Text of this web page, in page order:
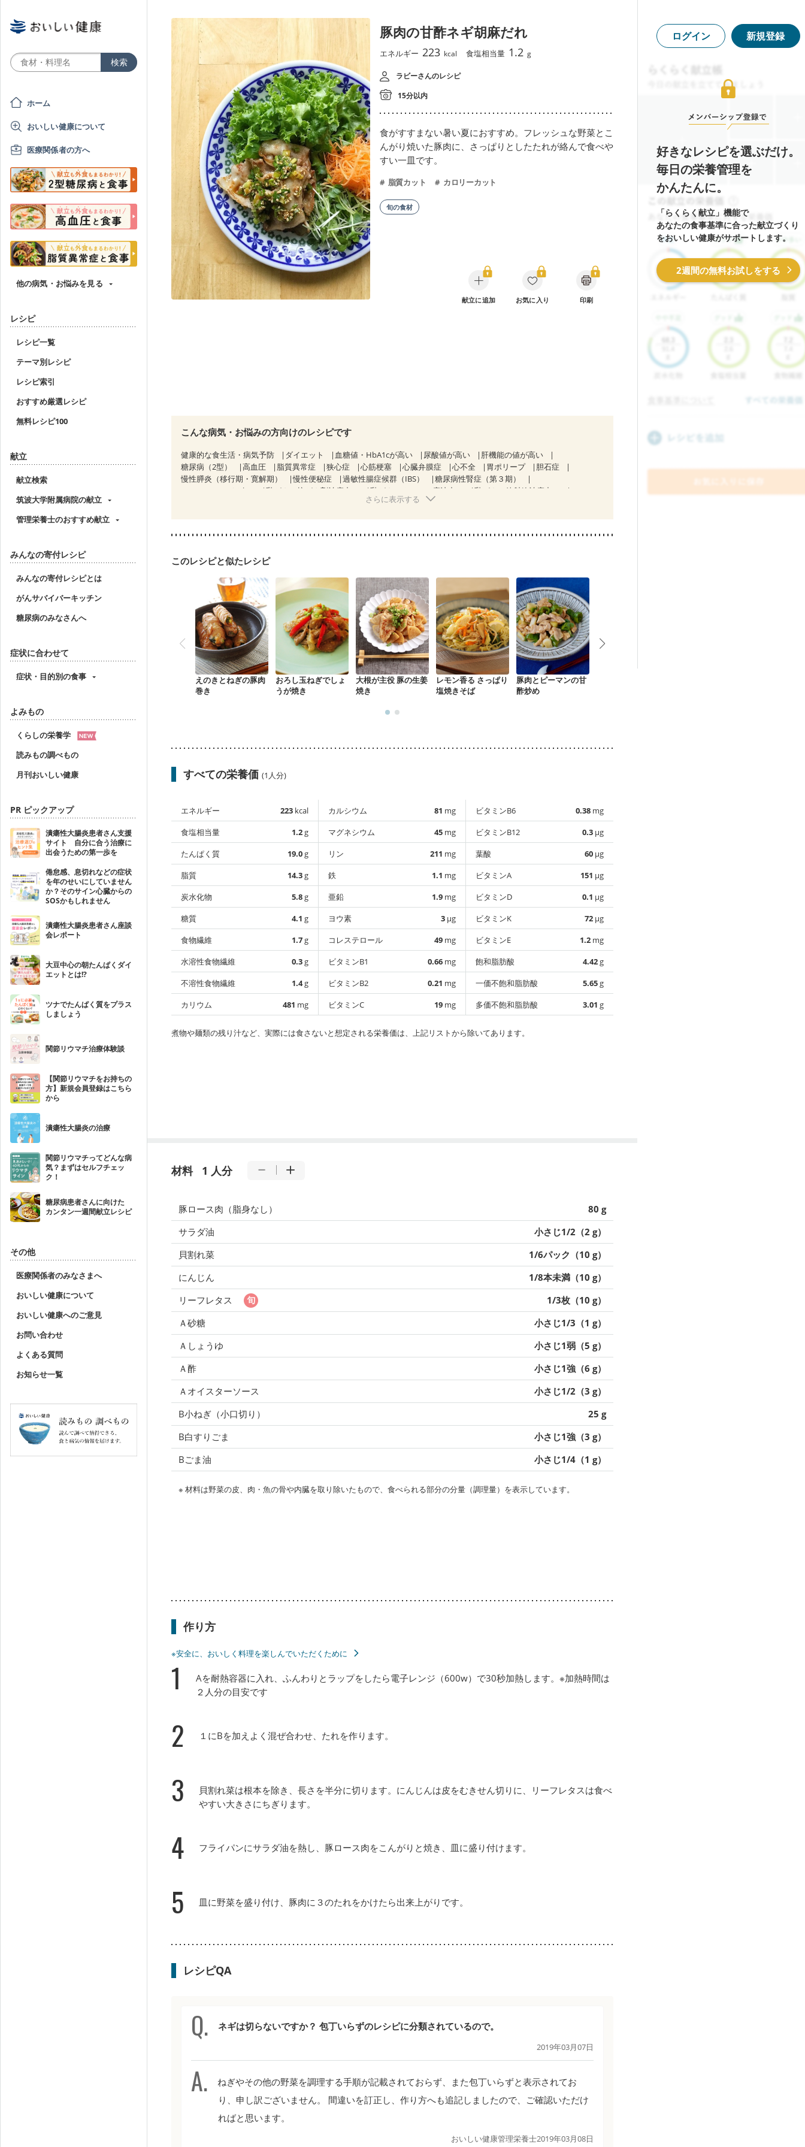
ホーム
おいしい健康について
医療関係者の方へ
他の病気・お悩みを見る
レシピ
レシピ一覧
テーマ別レシピ
レシピ索引
おすすめ厳選レシピ
無料レシピ100
献立
献立検索
筑波大学附属病院の献立
管理栄養士のおすすめ献立
みんなの寄付レシピ
みんなの寄付レシピとは
がんサバイバーキッチン
糖尿病のみなさんへ
症状に合わせて
症状・目的別の食事
よみもの
くらしの栄養学
読みもの調べもの
月刊おいしい健康
PR ピックアップ
潰瘍性大腸炎患者さん支援
サイト 自分に合う治療に
出会うための第一歩を
倦怠感、息切れなどの症状
を年のせいにしていません
か？そのサイン心臓からの
SOSかもしれません
潰瘍性大腸炎患者さん座談
会レポート
大豆中心の朝たんぱくダイ
エットとは!?
ツナでたんぱく質をプラス
しましょう
関節リウマチ治療体験談
【関節リウマチをお持ちの
方】新規会員登録はこちら
から
潰瘍性大腸炎の治療
関節リウマチってどんな病
気？まずはセルフチェッ
ク！
糖尿病患者さんに向けた
カンタン一週間献立レシピ
その他
医療関係者のみなさまへ
おいしい健康について
おいしい健康へのご意見
お問い合わせ
よくある質問
お知らせ一覧
豚肉の甘酢ネギ胡麻だれ
エネルギー 223 kcal 食塩相当量 1.2 g
ラビーさんのレシピ
15分以内
食がすすまない暑い夏におすすめ。フレッシュな野菜とこ
んがり焼いた豚肉に、さっぱりとしたたれが絡んで食べや
すい一皿です。
脂質カット カロリーカット
旬の食材
献立に追加 お気に入り 印刷
こんな病気・お悩みの方向けのレシピです
健康的な食生活・病気予防 ダイエット 血糖値・HbA1cが高い 尿酸値が高い
肝機能の値が高い
糖尿病（2型）
高血圧 脂質異常症 狭心症 心筋梗塞 心臓弁膜症 心不全 胃ポリープ
胆石症
慢性膵炎（移行期・寛解期）
慢性便秘症 過敏性腸症候群（IBS）
糖尿病性腎症（第３期）
CKD（ステージ３b）
乳がん（抗がん剤治療中） 乳がん（ホルモン療法中）
乳がん（放射線治療中）
食欲がない 妊娠中(初期)
フレイル（年齢に合わせた体作り）
低栄養予防 貧血対策 ニキビ・肌荒れ 妊活中 更年期
さらに表示する
このレシピと似たレシピ
えのきとねぎの豚肉
巻き
おろし玉ねぎでしょ
うが焼き
大根が主役 豚の生姜
焼き
レモン香る さっぱり
塩焼きそば
豚肉とピーマンの甘
酢炒め
すべての栄養価 (1人分)
エネルギー 223 kcal
食塩相当量
1.2g
たんぱく質
19.0g
脂質
14.3g
炭水化物
5.8g
糖質
4.1 g
食物繊維
1.7g
水溶性食物繊維
0.3g
不溶性食物繊維
1.4g
カリウム
481 mg
カルシウム 81 mg
マグネシウム
45 mg
リン
211 mg
鉄
1.1 mg
亜鉛
1.9 mg
ヨウ素
3 µg
コレステロール
49 mg
ビタミンB1
0.66 mg
ビタミンB2
0.21 mg
ビタミンC
19 mg
ビタミンB6 0.38 mg
ビタミンB12
0.3 µg
葉酸
60 µg
ビタミンA
151 µg
ビタミンD
0.1 µg
ビタミンK
72 µg
ビタミンE
1.2 mg
飽和脂肪酸
4.42g
一価不飽和脂肪酸
5.65g
多価不飽和脂肪酸
3.01 g
煮物や麺類の残り汁など、実際には食さないと想定される栄養価は、上記リストから除いてあります。
材料 1 人分
豚ロース肉（脂身なし）
80 g
サラダ油
小さじ1/2（2 g）
貝割れ菜
1/6パック（10 g）
にんじん
1/8本未満（10 g）
リーフレタス
1/3枚（10 g）
Ａ砂糖
小さじ1/3（1 g）
Ａしょうゆ
小さじ1弱（5 g）
Ａ酢
小さじ1強（6 g）
Ａオイスターソース
小さじ1/2（3 g）
B小ねぎ（小口切り）
25 g
B白すりごま
小さじ1強（3 g）
Bごま油
小さじ1/4（1 g）
※ 材料は野菜の皮、肉・魚の骨や内臓を取り除いたもので、食べられる部分の分量（調理量）を表示しています。
作り方
※安全に、おいしく料理を楽しんでいただくために
1
Aを耐熱容器に入れ、ふんわりとラップをしたら電子レンジ（600w）で30秒加熱します。※加熱時間は
２人分の目安です
2 １にBを加えよく混ぜ合わせ、たれを作ります。
3
貝割れ菜は根本を除き、長さを半分に切ります。にんじんは皮をむきせん切りに、リーフレタスは食べ
やすい大きさにちぎります。
4 フライパンにサラダ油を熱し、豚ロース肉をこんがりと焼き、皿に盛り付けます。
5 皿に野菜を盛り付け、豚肉に３のたれをかけたら出来上がりです。
レシピQA
ネギは切らないですか？ 包丁いらずのレシピに分類されているので。
2019年03月07日
ねぎやその他の野菜を調理する手順が記載されておらず、また包丁いらずと表示されてお
り、申し訳ございません。 間違いを訂正し、作り方へも追記しましたので、ご確認いただけ
ればと思います。
おいしい健康管理栄養士2019年03月08日
ログイン 新規登録
好きなレシピを選ぶだけ。
毎日の栄養管理を
かんたんに。
「らくらく献立」機能で
あなたの食事基準に合った献立づくり
をおいしい健康がサポートします。
2週間の無料お試しをする